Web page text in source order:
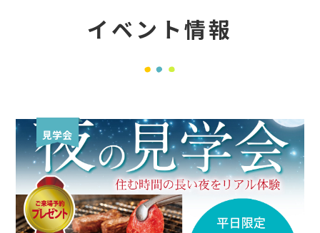
084-976-4501
イベント情報
見学会